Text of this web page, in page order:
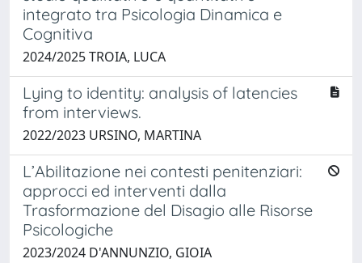
integrato tra Psicologia Dinamica e
Cognitiva
2024/2025 TROIA, LUCA
Lying to identity: analysis of latencies
from interviews.
2022/2023 URSINO, MARTINA
L’Abilitazione nei contesti penitenziari:
approcci ed interventi dalla
Trasformazione del Disagio alle Risorse
Psicologiche
2023/2024 D'ANNUNZIO, GIOIA